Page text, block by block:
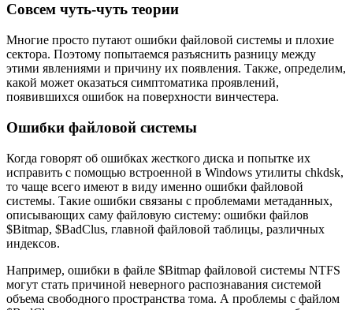
Совсем чуть-чуть теории
Многие просто путают ошибки файловой системы и плохие
сектора. Поэтому попытаемся разъяснить разницу между
этими явлениями и причину их появления. Также, определим,
какой может оказаться симптоматика проявлений,
появившихся ошибок на поверхности винчестера.
Ошибки файловой системы
Когда говорят об ошибках жесткого диска и попытке их
исправить с помощью встроенной в Windows утилиты chkdsk,
то чаще всего имеют в виду именно ошибки файловой
системы. Такие ошибки связаны с проблемами метаданных,
описывающих саму файловую систему: ошибки файлов
$Bitmap, $BadClus, главной файловой таблицы, различных
индексов.
Например, ошибки в файле $Bitmap файловой системы NTFS
могут стать причиной неверного распознавания системой
объема свободного пространства тома. А проблемы с файлом